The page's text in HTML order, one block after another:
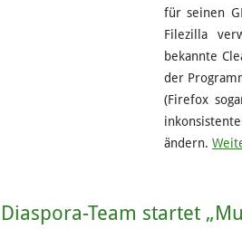
für seinen
Filezilla
bekannte
der
(Firefox
ändern.
Diaspora-Team startet